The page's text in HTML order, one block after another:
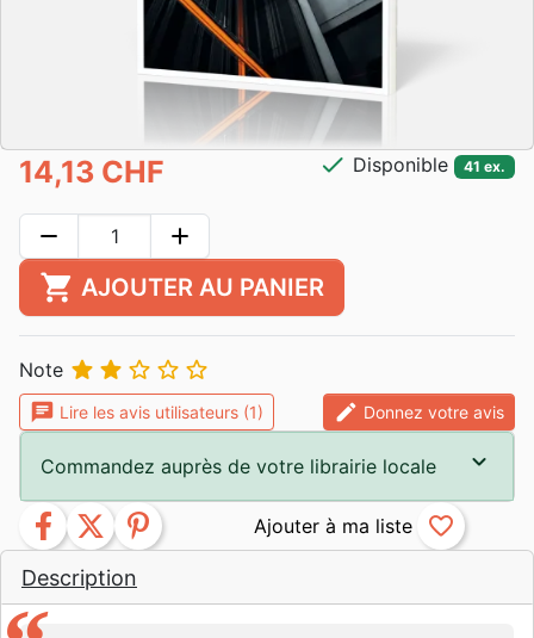
Description
14,13 CHF check Disponible 41 ex.
remove add
shopping_cart AJOUTER AU PANIER
Note     
chat Lire les avis utilisateurs (1) edit Donnez votre avis
Commandez auprès de votre librairie locale
facebook twitter pinterest favorite_border